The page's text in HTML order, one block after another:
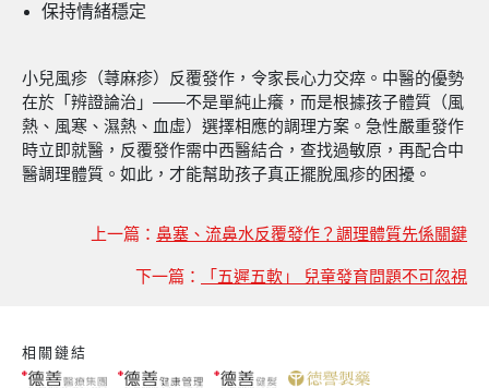
保持情緒穩定
小兒風疹（蕁麻疹）反覆發作，令家長心力交瘁。中醫的優勢
在於「辨證論治」——不是單純止癢，而是根據孩子體質（風
熱、風寒、濕熱、血虛）選擇相應的調理方案。急性嚴重發作
時立即就醫，反覆發作需中西醫結合，查找過敏原，再配合中
醫調理體質。如此，才能幫助孩子真正擺脫風疹的困擾。
上一篇： 鼻塞、流鼻水反覆發作？調理體質先係關鍵
下一篇： 「五遲五軟」 兒童發育問題不可忽視
相關鏈結